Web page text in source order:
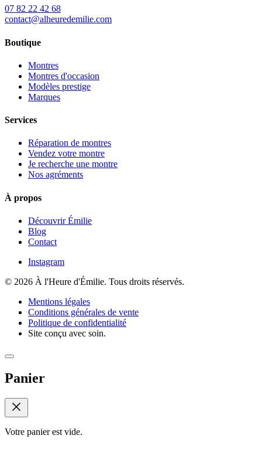
07 82 22 42 68
contact@alheuredemilie.com
Boutique
Montres
Montres d'occasion
Modèles prestige
Marques
Services
Réparation de montres
Vendez votre montre
Je recherche une montre
Nos agréments
À propos
Découvrir Émilie
Blog
Contact
Instagram
© 2026 À l'Heure d'Émilie. Tous droits réservés.
Mentions légales
Conditions générales de vente
Politique de confidentialité
Site conçu avec soin.
Panier
Votre panier est vide.